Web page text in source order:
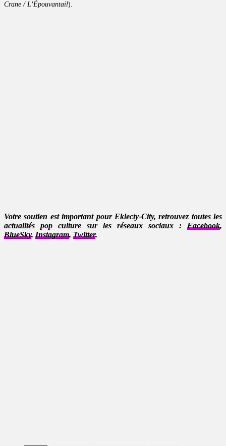
Crane / L’Épouvantail).
Votre soutien est important pour Eklecty-City, retrouvez toutes les
actualités pop culture sur les réseaux sociaux : Facebook,
BlueSky, Instagram, Twitter.